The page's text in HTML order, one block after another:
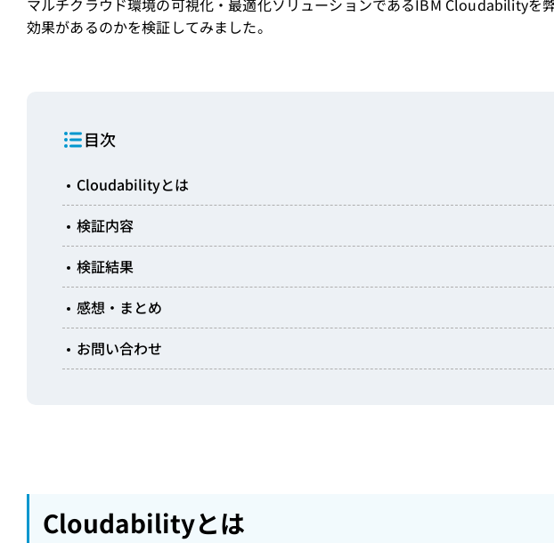
マルチクラウド環境の可視化・最適化ソリューションであるIBM Cloudabilityを
効果があるのかを検証してみました。
目次
Cloudabilityとは
検証内容
検証結果
感想・まとめ
お問い合わせ
Cloudabilityとは